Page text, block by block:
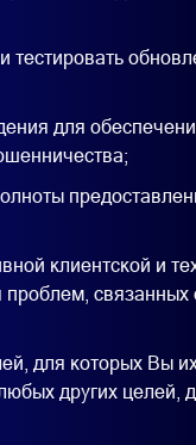
тестировать
для
клиентской и
проблем, связанных
для которых Вы
других целей,